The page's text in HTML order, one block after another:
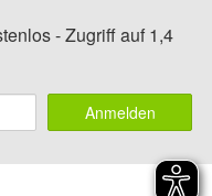
- Zugriff auf 1,4
Anmelden